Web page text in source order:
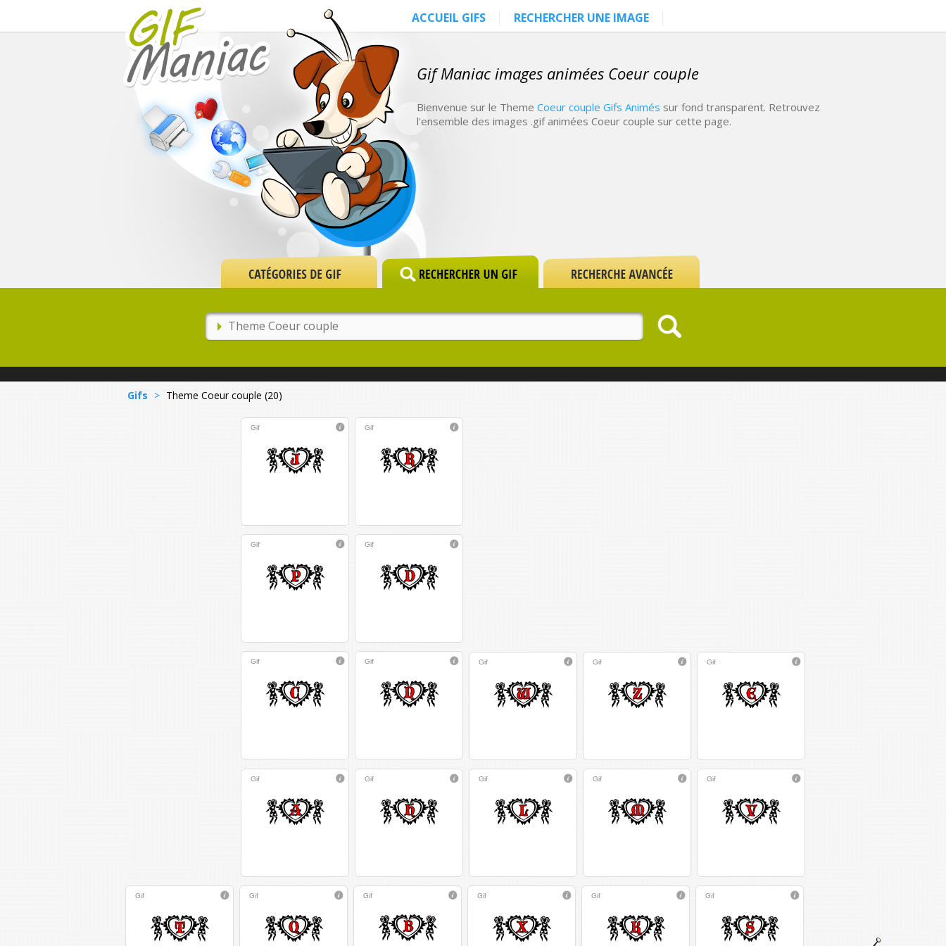
ACCUEIL GIFS RECHERCHER UNE IMAGE
Gif Maniac images animées Coeur couple
Bienvenue sur le Theme Coeur couple Gifs Animés sur fond transparent. Retrouvez
l'ensemble des images .gif animées Coeur couple sur cette page.
Gifs > Theme Coeur couple (20)
Gif Gif
Gif Gif
Gif Gif Gif Gif Gif
Gif Gif Gif Gif Gif
Gif Gif Gif Gif Gif Gif